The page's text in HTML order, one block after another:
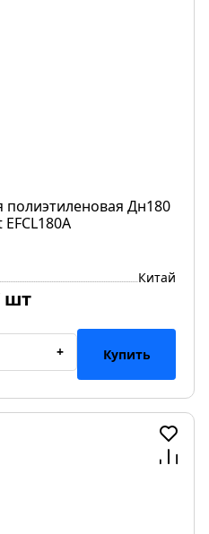
полиэтиленовая Дн180
Китай
шт
+ Купить